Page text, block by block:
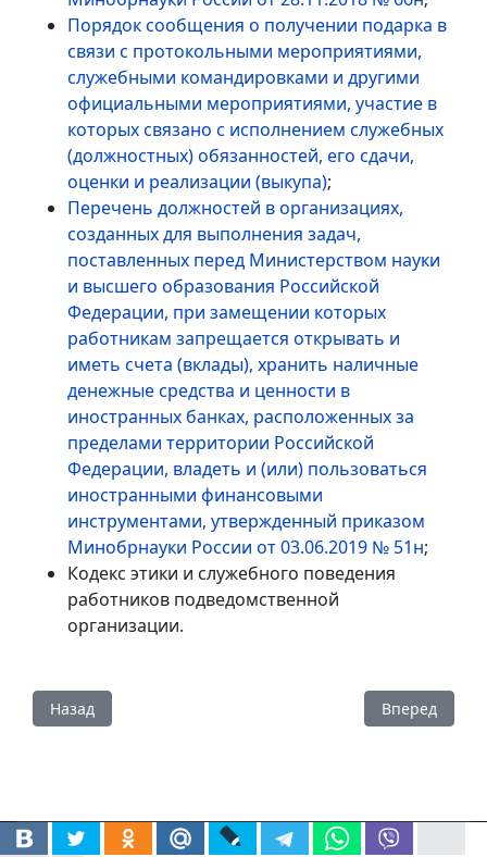
Порядок сообщения о получении подарка в
связи с протокольными мероприятиями,
служебными командировками и другими
официальными мероприятиями, участие в
которых связано с исполнением служебных
(должностных) обязанностей, его сдачи,
оценки и реализации (выкупа);
Перечень должностей в организациях,
созданных для выполнения задач,
поставленных перед Министерством науки
и высшего образования Российской
Федерации, при замещении которых
работникам запрещается открывать и
иметь счета (вклады), хранить наличные
денежные средства и ценности в
иностранных банках, расположенных за
пределами территории Российской
Федерации, владеть и (или) пользоваться
иностранными финансовыми
инструментами, утвержденный приказом
Минобрнауки России от 03.06.2019 № 51н;
Кодекс этики и служебного поведения
работников подведомственной
организации.
Предыдущий: Сведения о доходах, расходах, об
Назад Следующий:
Вперед